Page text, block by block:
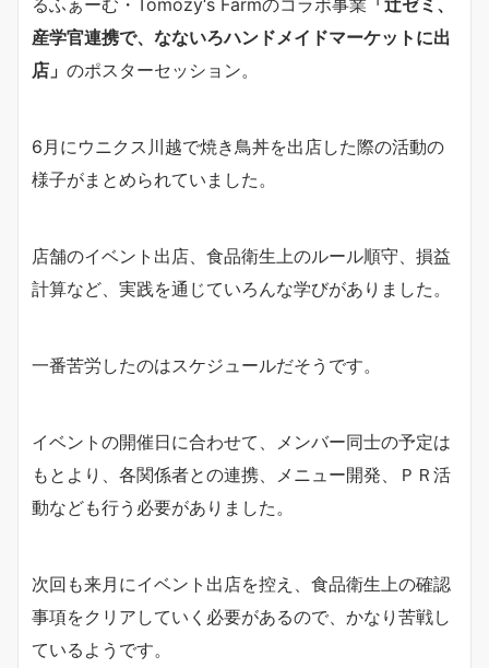
産学官連携で、なないろハンドメイドマーケットに出
店」 のポスターセッション。
6月にウニクス川越で焼き鳥丼を出店した際の活動の
様子がまとめられていました。
店舗のイベント出店、食品衛生上のルール順守、損益
計算など、実践を通じていろんな学びがありました。
一番苦労したのはスケジュールだそうです。
イベントの開催日に合わせて、メンバー同士の予定は
もとより、各関係者との連携、メニュー開発、ＰＲ活
動なども行う必要がありました。
次回も来月にイベント出店を控え、食品衛生上の確認
事項をクリアしていく必要があるので、かなり苦戦し
ているようです。